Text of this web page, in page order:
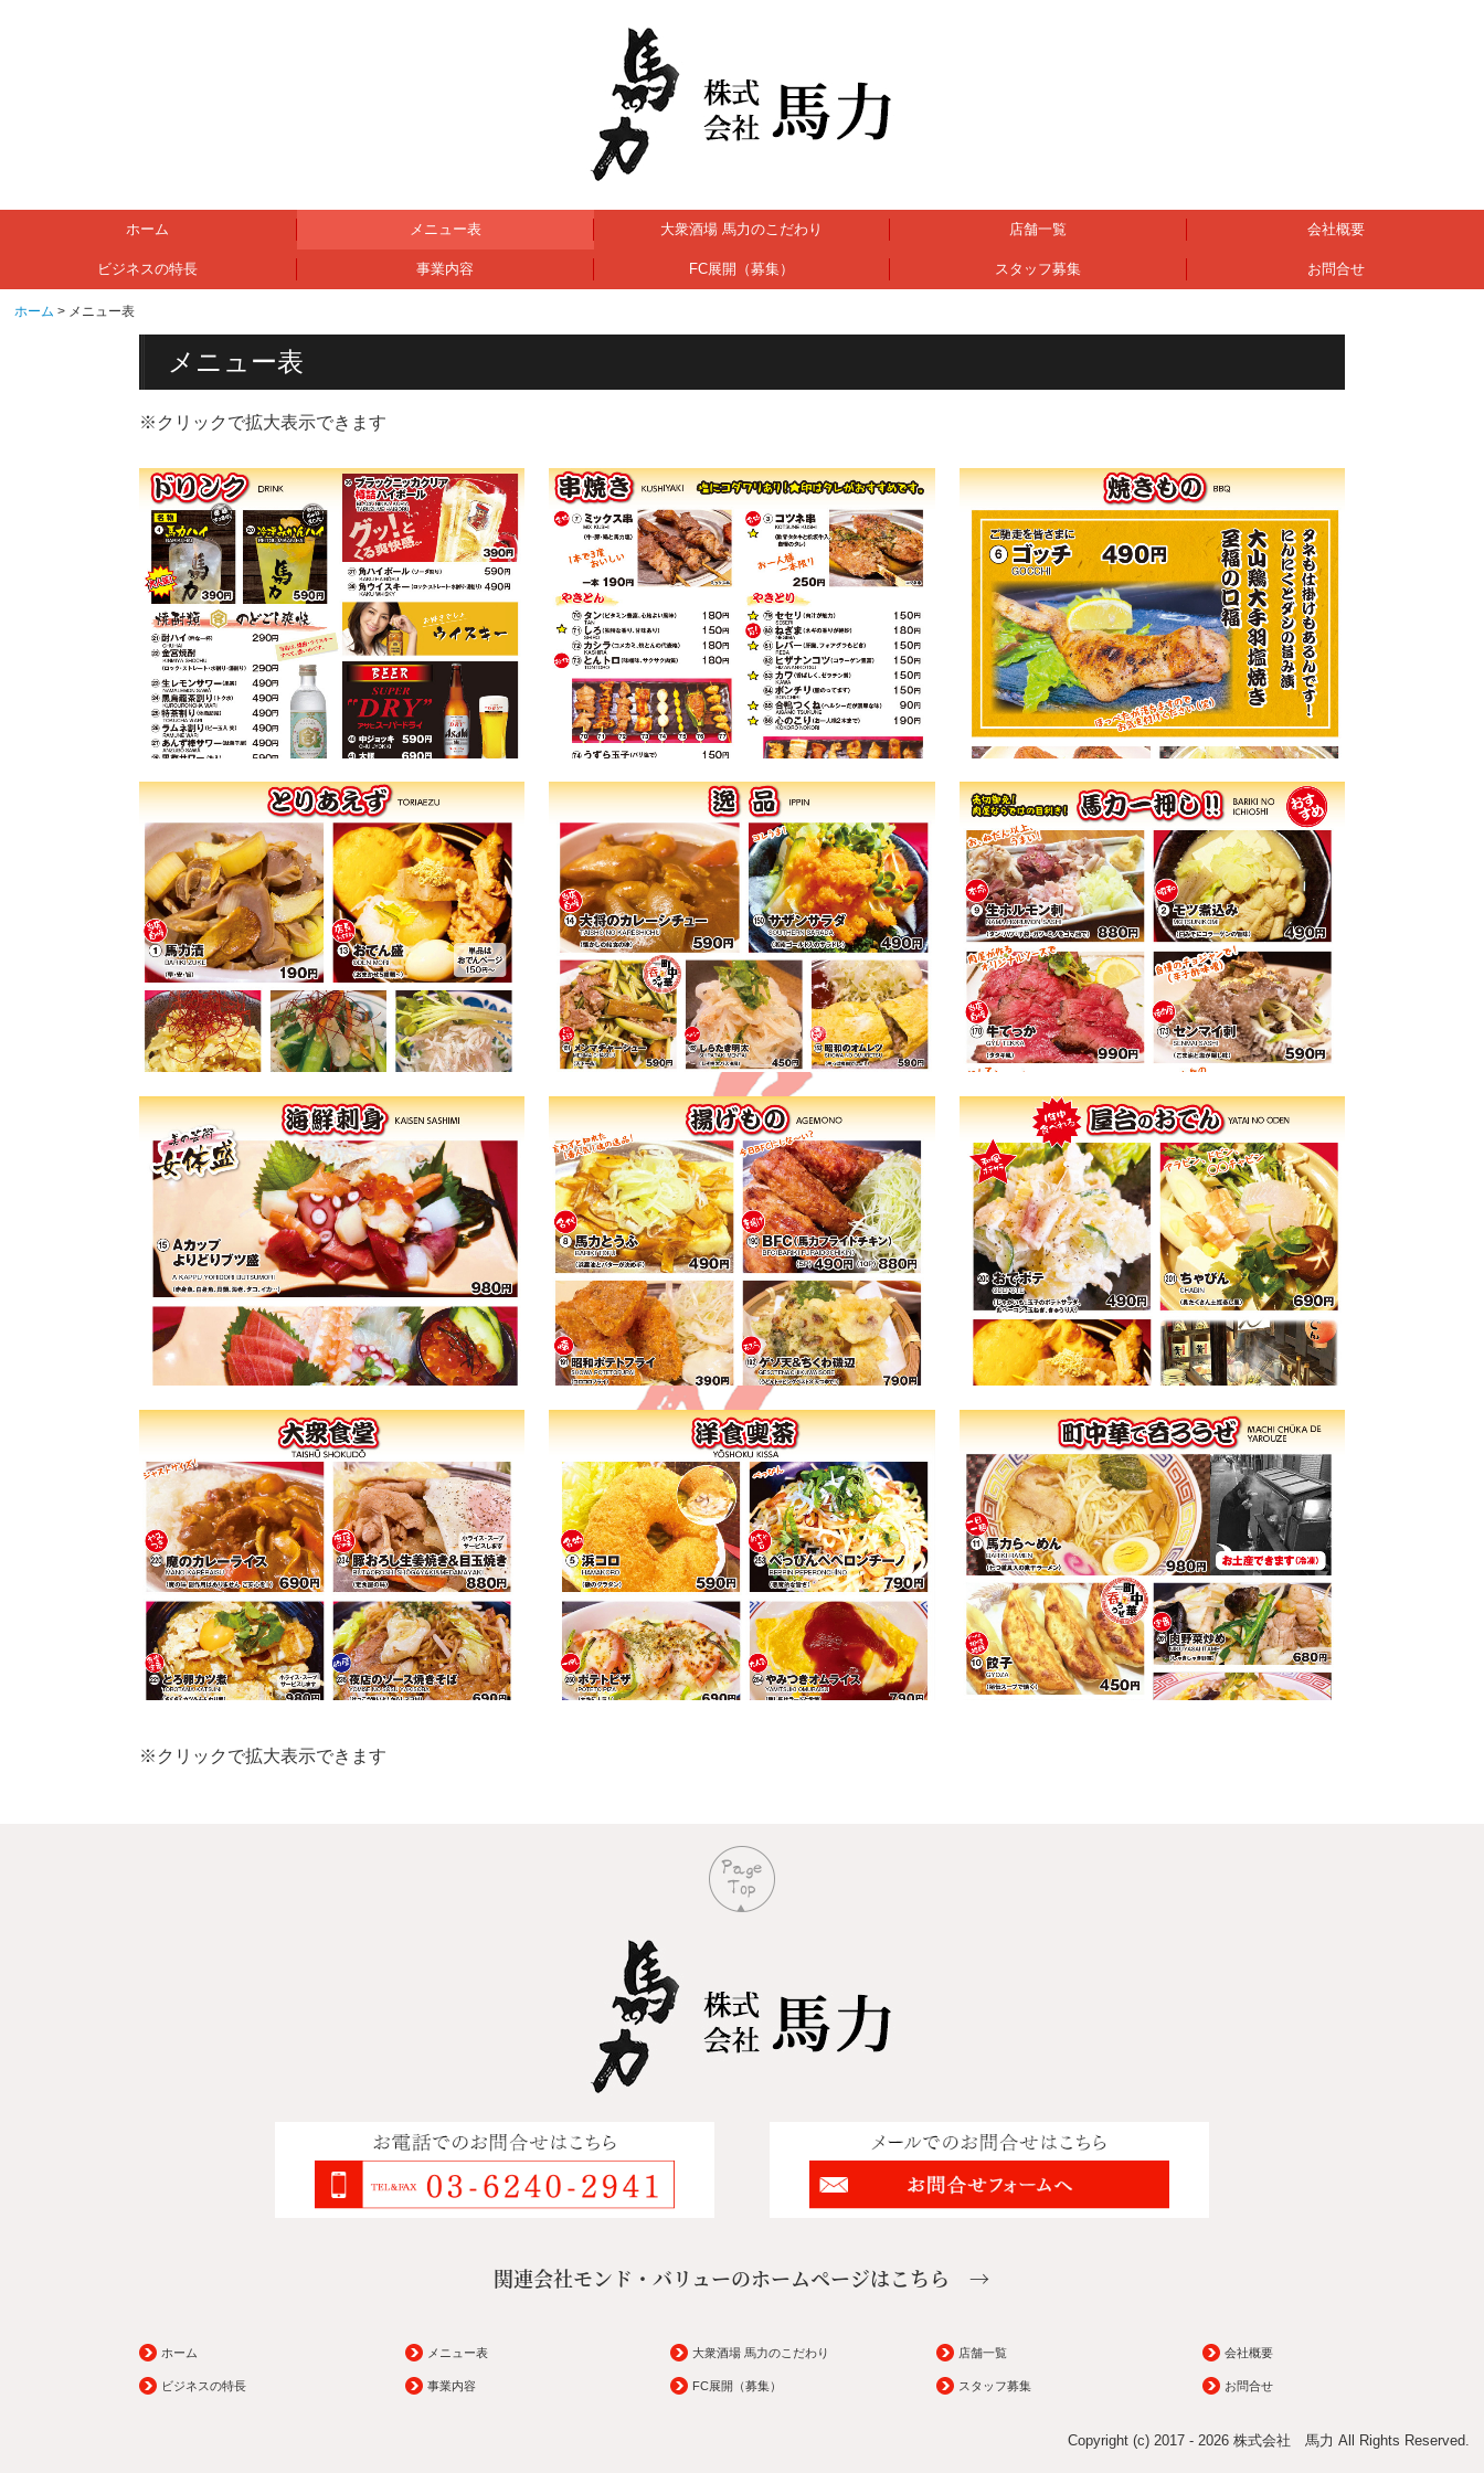
ホーム メニュー表 大衆酒場 馬力のこだわり 店舗一覧 会社概要
ビジネスの特長 事業内容 FC展開（募集） スタッフ募集 お問合せ
ホーム メニュー表
メニュー表
※クリックで拡大表示できます
※クリックで拡大表示できます
関連会社モンド・バリューのホームページはこちら →
ホーム メニュー表 大衆酒場 馬力のこだわり 店舗一覧 会社概要
ビジネスの特長 事業内容 FC展開（募集） スタッフ募集 お問合せ
Copyright (c) 2017 - 2026 株式会社 馬力 All Rights Reserved.